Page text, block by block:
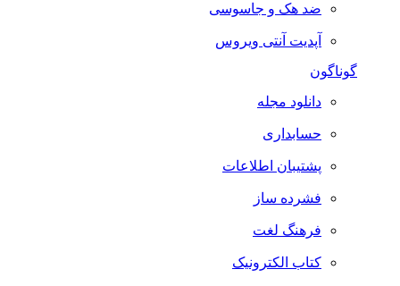
ضد هک و جاسوسی
آپدیت آنتی ویروس
گوناگون
دانلود مجله
حسابداری
پشتیبان اطلاعات
فشرده ساز
فرهنگ لغت
کتاب الکترونیک